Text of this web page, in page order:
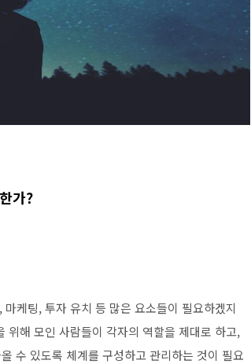
가?
케팅, 투자 유치 등 많은 요소들이 필요하겠지
위해 모인 사람들이 각자의 역할을 제대로 하고,
수 있도록 체계를 구성하고 관리하는 것이 필요